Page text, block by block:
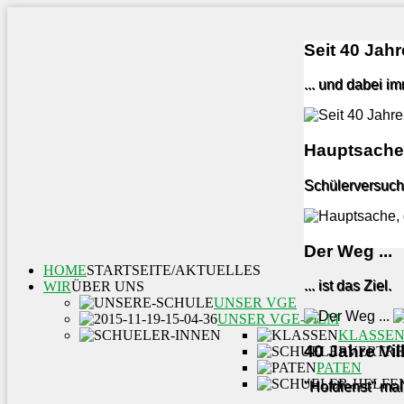
Seit 40
... und dabei
Der Weg ...
... ist das Ziel.
40 Jahre
"Hofdienst"
HOMESTARTSEITE/AKTUELLES
WIRÜBER UNS
UNSER VGE
UNSER VGE-FILM
KLASSEN
PATEN